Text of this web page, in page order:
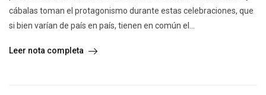
cábalas toman el protagonismo durante estas celebraciones, que
si bien varían de país en país, tienen en común el...
Leer nota completa